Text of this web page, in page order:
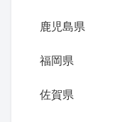
鹿児島県
福岡県
佐賀県